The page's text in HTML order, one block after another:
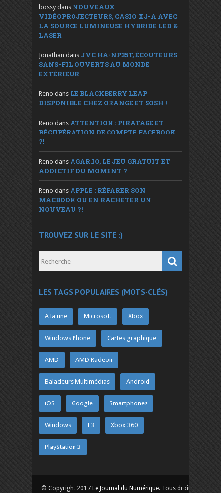
bossy dans NOUVEAUX
VIDÉOPROJECTEURS, CASIO XJ-A AVEC
LA SOURCE LUMINEUSE HYBRIDE LED &
LASER
Jonathan dans JVC HA-NP35T, ÉCOUTEURS
SANS-FIL OUVERTS AU MONDE
EXTÉRIEUR
Reno dans LE BLACKBERRY LEAP
DISPONIBLE CHEZ ORANGE ET SOSH !
Reno dans ATTENTION : PIRATAGE ET
RÉCUPÉRATION DE COMPTE FACEBOOK
?!
Reno dans AGAR.IO, LE JEU GRATUIT ET
ADDICTIF DU MOMENT ?
Reno dans APPLE : RÉPARER SON
MACBOOK OU EN RACHETER UN
NOUVEAU ?!
TROUVEZ SUR LE SITE :)
LES TAGS POPULAIRES (MOTS-CLÉS)
A la une Microsoft Xbox
Windows Phone Cartes graphique
AMD AMD Radeon
Baladeurs Multimédias Android
iOS Google Smartphones
Windows E3 Xbox 360
PlayStation 3
© Copyright 2017 Le Journal du Numérique. Tous droits réservés.